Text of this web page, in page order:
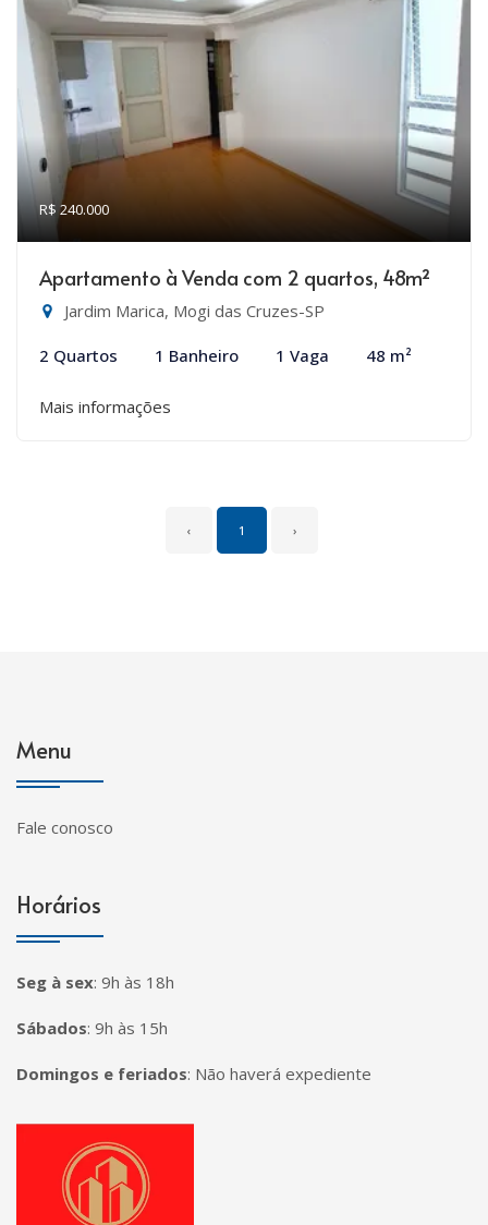
R$ 240.000
Apartamento à Venda com 2 quartos, 48m²
Jardim Marica, Mogi das Cruzes-SP
2 Quartos 1 Banheiro 1 Vaga 48 m²
Mais informações
‹ 1 ›
Menu
Fale conosco
Horários
Seg à sex: 9h às 18h
Sábados: 9h às 15h
Domingos e feriados: Não haverá expediente
Página inicial